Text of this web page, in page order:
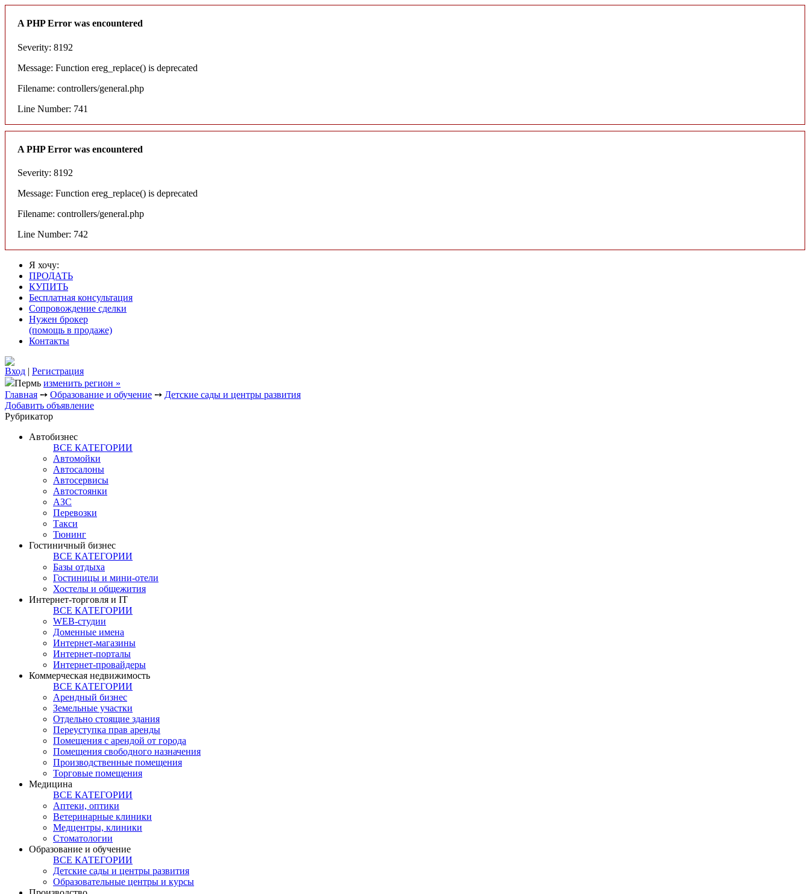
A PHP Error was encountered
Severity: 8192
Message: Function ereg_replace() is deprecated
Filename: controllers/general.php
Line Number: 741
A PHP Error was encountered
Severity: 8192
Message: Function ereg_replace() is deprecated
Filename: controllers/general.php
Line Number: 742
Я хочу:
ПРОДАТЬ
КУПИТЬ
Бесплатная консультация
Сопровождение сделки
Нужен брокер
(помощь в продаже)
Контакты
Вход | Регистрация
Пермь изменить регион »
Главная ➙ Образование и обучение ➙ Детские сады и центры развития
Добавить объявление
Рубрикатор
Автобизнес
ВСЕ КАТЕГОРИИ
Автомойки
Автосалоны
Автосервисы
Автостоянки
АЗС
Перевозки
Такси
Тюнинг
Гостиничный бизнес
ВСЕ КАТЕГОРИИ
Базы отдыха
Гостиницы и мини-отели
Хостелы и общежития
Интернет-торговля и IT
ВСЕ КАТЕГОРИИ
WEB-студии
Доменные имена
Интернет-магазины
Интернет-порталы
Интернет-провайдеры
Коммерческая недвижимость
ВСЕ КАТЕГОРИИ
Арендный бизнес
Земельные участки
Отдельно стоящие здания
Переуступка прав аренды
Помещения с арендой от города
Помещения свободного назначения
Производственные помещения
Торговые помещения
Медицина
ВСЕ КАТЕГОРИИ
Аптеки, оптики
Ветеринарные клиники
Медцентры, клиники
Стоматологии
Образование и обучение
ВСЕ КАТЕГОРИИ
Детские сады и центры развития
Образовательные центры и курсы